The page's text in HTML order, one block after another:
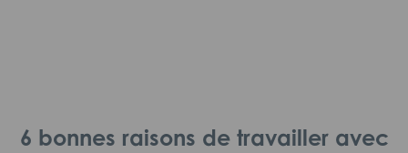
6 bonnes raisons de travailler avec